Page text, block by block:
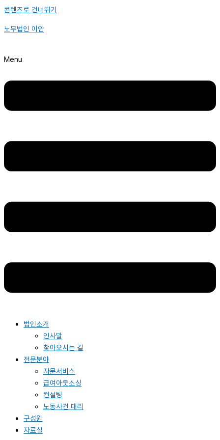
콘텐츠로 건너뛰기
노무법인 이안
Menu
법인소개
인사말
찾아오시는 길
전문분야
자문서비스
급여아웃소싱
컨설팅
노동사건 대리
구성원
자료실